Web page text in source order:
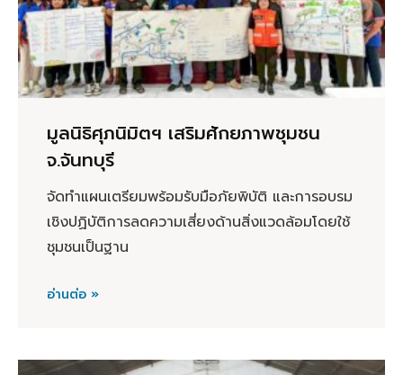
มูลนิธิศุภนิมิตฯ เสริมศักยภาพชุมชน
จ.จันทบุรี
จัดทำแผนเตรียมพร้อมรับมือภัยพิบัติ และการอบรม
เชิงปฏิบัติการลดความเสี่ยงด้านสิ่งแวดล้อมโดยใช้
ชุมชนเป็นฐาน
อ่านต่อ »